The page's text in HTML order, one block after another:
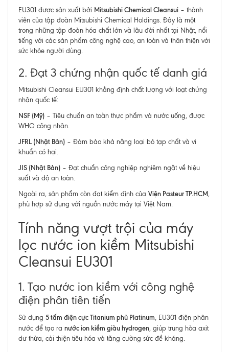
EU301 được sản xuất bởi Mitsubishi Chemical Cleansui – thành
viên của tập đoàn Mitsubishi Chemical Holdings. Đây là một
trong những tập đoàn hóa chất lớn và lâu đời nhất tại Nhật, nổi
tiếng với các sản phẩm công nghệ cao, an toàn và thân thiện với
sức khỏe người dùng.
2. Đạt 3 chứng nhận quốc tế danh giá
Mitsubishi Cleansui EU301 khẳng định chất lượng với loạt chứng
nhận quốc tế:
NSF (Mỹ) – Tiêu chuẩn an toàn thực phẩm và nước uống, được
WHO công nhận.
JFRL (Nhật Bản) – Đảm bảo khả năng loại bỏ tạp chất và vi
khuẩn có hại.
JIS (Nhật Bản) – Đạt chuẩn công nghiệp nghiêm ngặt về hiệu
suất và độ an toàn.
Ngoài ra, sản phẩm còn đạt kiểm định của Viện Pasteur TP.HCM,
phù hợp sử dụng với nguồn nước máy tại Việt Nam.
Tính năng vượt trội của máy
lọc nước ion kiềm Mitsubishi
Cleansui EU301
1. Tạo nước ion kiềm với công nghệ
điện phân tiên tiến
Sử dụng 5 tấm điện cực Titanium phủ Platinum, EU301 điện phân
nước để tạo ra nước ion kiềm giàu hydrogen, giúp trung hòa axit
dư thừa, cải thiện tiêu hóa và tăng cường sức đề kháng.